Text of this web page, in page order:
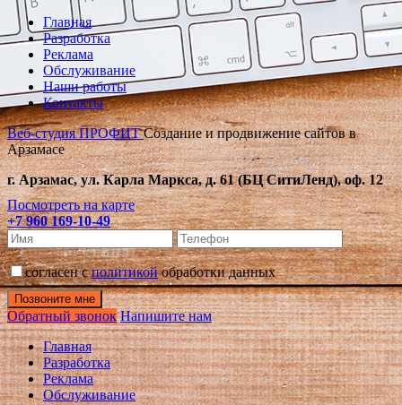
Главная
Разработка
Реклама
Обслуживание
Наши работы
Контакты
Веб-студия ПРОФИТСоздание и продвижение сайтов в
Арзамасе
г. Арзамас, ул. Карла Маркса, д. 61 (БЦ СитиЛенд), оф. 12
Посмотреть на карте
+7 960 169-10-49
cогласен сполитикойобработки данных
Обратный звонок Напишите нам
Главная
Разработка
Реклама
Обслуживание